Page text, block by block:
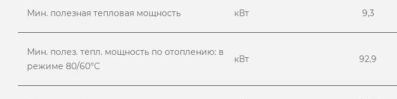
Мин. полезная тепловая мощность кВт 9,3
Мин. полез. тепл. мощность по отоплению: в
режиме 80/60°С
кВт 92.9